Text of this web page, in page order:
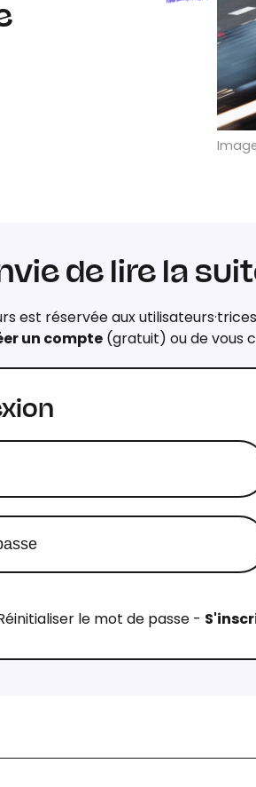
de lire la
est réservée aux
un compte(gratuit) ou de vous
le mot de passe-